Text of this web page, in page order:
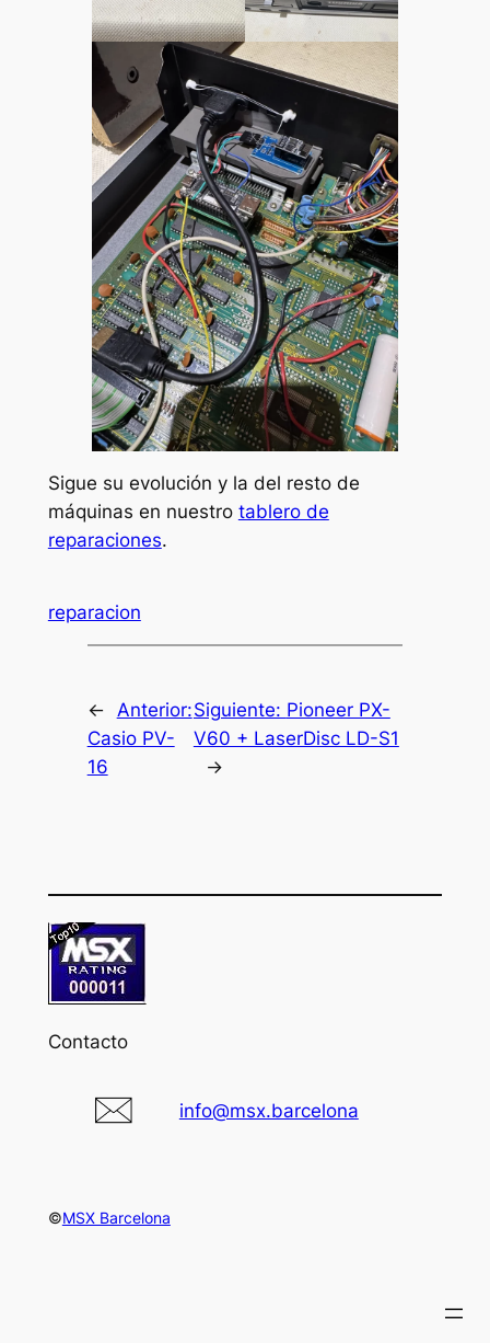
Sigue su evolución y la del resto de
máquinas en nuestro tablero de
reparaciones.
reparacion
← Anterior:
Casio PV-
16
Siguiente: Pioneer PX-
V60 + LaserDisc LD-S1
→
Contacto
info@msx.barcelona
©MSX Barcelona